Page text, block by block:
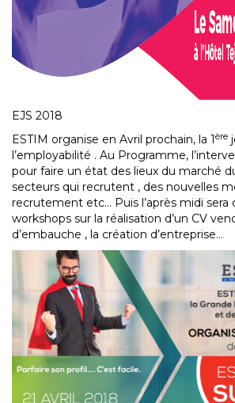
EJS 2018
ESTIM organise en Avril prochain, la 1ère
l’employabilité . Au Programme,
pour faire un état des lieux du marché
secteurs qui recrutent , des nouvelles
recrutement etc… Puis l’après midi sera
workshops sur la réalisation d’un CV
d’embauche , la création d’entreprise…